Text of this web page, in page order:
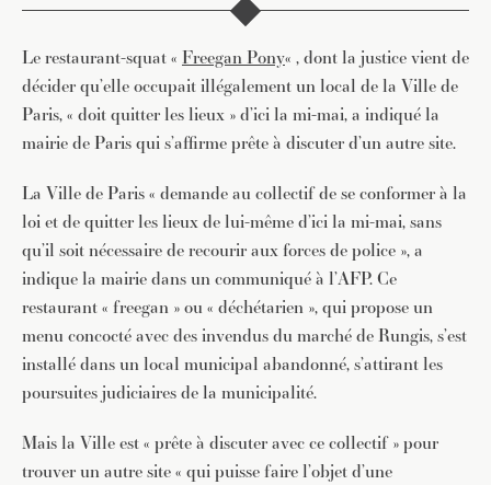
Le restaurant-squat « Freegan Pony« , dont la justice vient de
décider qu’elle occupait illégalement un local de la Ville de
Paris, « doit quitter les lieux » d’ici la mi-mai, a indiqué la
mairie de Paris qui s’affirme prête à discuter d’un autre site.
La Ville de Paris « demande au collectif de se conformer à la
loi et de quitter les lieux de lui-même d’ici la mi-mai, sans
qu’il soit nécessaire de recourir aux forces de police », a
indique la mairie dans un communiqué à l’AFP. Ce
restaurant « freegan » ou « déchétarien », qui propose un
menu concocté avec des invendus du marché de Rungis, s’est
installé dans un local municipal abandonné, s’attirant les
poursuites judiciaires de la municipalité.
Mais la Ville est « prête à discuter avec ce collectif » pour
trouver un autre site « qui puisse faire l’objet d’une